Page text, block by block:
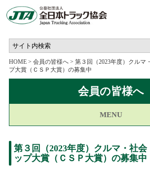
HOME> 会員の皆様へ> 第３回（2023年度）クルマ
プ大賞（ＣＳＰ大賞）の募集中
会員の皆様へ
MENU
第３回（2023年度）クルマ・社
ップ大賞（ＣＳＰ大賞）の募集中